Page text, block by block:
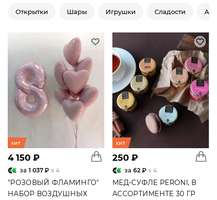
Открытки Шары Игрушки Сладости
хит
4 150 ₽
за 1 037 ₽ x 4
"РОЗОВЫЙ ФЛАМИНГО"
НАБОР ВОЗДУШНЫХ
хит
250 ₽
за 62 ₽ x 4
МЕД-СУФЛЕ PERONI, В
АССОРТИМЕНТЕ 30 ГР